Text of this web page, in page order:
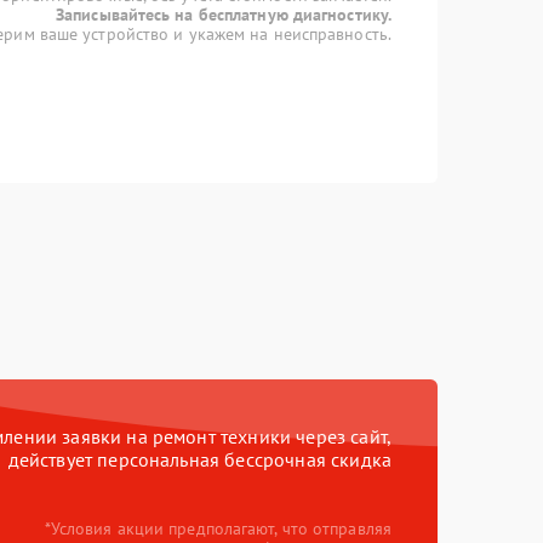
Записывайтесь на бесплатную диагностику.
ваше устройство и укажем на неисправность.
заявки на ремонт техники через сайт,
действует персональная бессрочная скидка
*Условия акции предполагают, что отправляя